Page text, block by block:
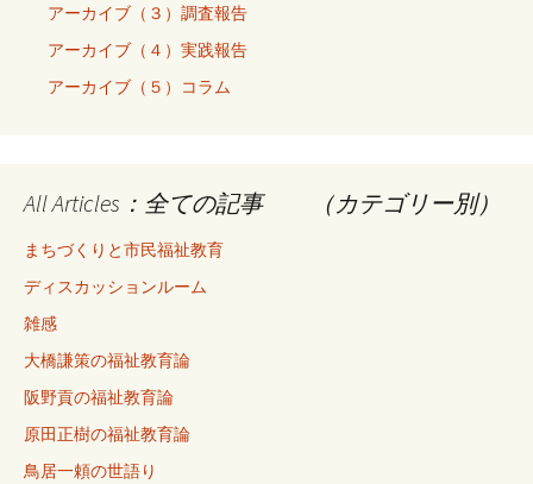
アーカイブ（３）調査報告
アーカイブ（４）実践報告
アーカイブ（５）コラム
All Articles：全ての記事 （カテゴリー別）
まちづくりと市民福祉教育
ディスカッションルーム
雑感
大橋謙策の福祉教育論
阪野貢の福祉教育論
原田正樹の福祉教育論
鳥居一頼の世語り